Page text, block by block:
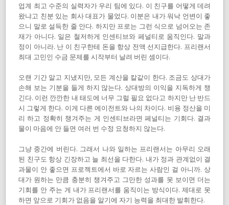
업계 최고 수준의 실력자가 우리 팀에 있다. 이 친구를 어떻게 데려
왔냐고 친분 있는 회사 대표가 물었다. 이분은 내가 워낙 언변이 좋
으니 말로 설득한 줄 안다. 하지만 프로는 그런 식으로 넘어오는 존
재가 아니다. 일은 철저하게 인센티브와 페널티로 움직인다. 말과
정이 아니라. 난 이 친구한테 돈을 항상 전액 선지급한다. 프리랜서
최대 고민인 수금 문제를 시작부터 날려 버린 셈이다.
오랜 기간 알고 지냈지만, 모든 계산을 칼같이 한다. 조금도 상대가
손해 보는 기분을 들게 하지 않는다. 상대방의 이익을 지독하게 챙
긴다. 이런 깐깐한 내 태도에 너무 그럴 필요 없다고 하지만 난 반드
시 그렇게 한다. 이게 다른 에이전트와 나의 차이다. 비용 정산을 미
리 하고 정확히 챙겨주는 게 인센티브라면 페널티는 기회다. 결과
물이 마음에 안 들면 여러 번 수정 요청하지 않는다.
그냥 중간에 버린다. 그래서 나와 일하는 프리랜서는 아무리 오래
된 친구도 항상 긴장하고 늘 최선을 다한다. 내가 정과 관계없이 결
과물이 안 좋으면 프로젝트에서 바로 자르는 사람인 걸 아니까. 상
대가 원하는 만큼 충분히 챙겨주고 그만한 성과를 못 보이면 더는
기회를 안 주는 게 내가 프리랜서를 움직이는 방식이다. 제대로 못
하면 앞으로 기회가 없음을 알기에 자기 능력을 최대한 발휘한다.